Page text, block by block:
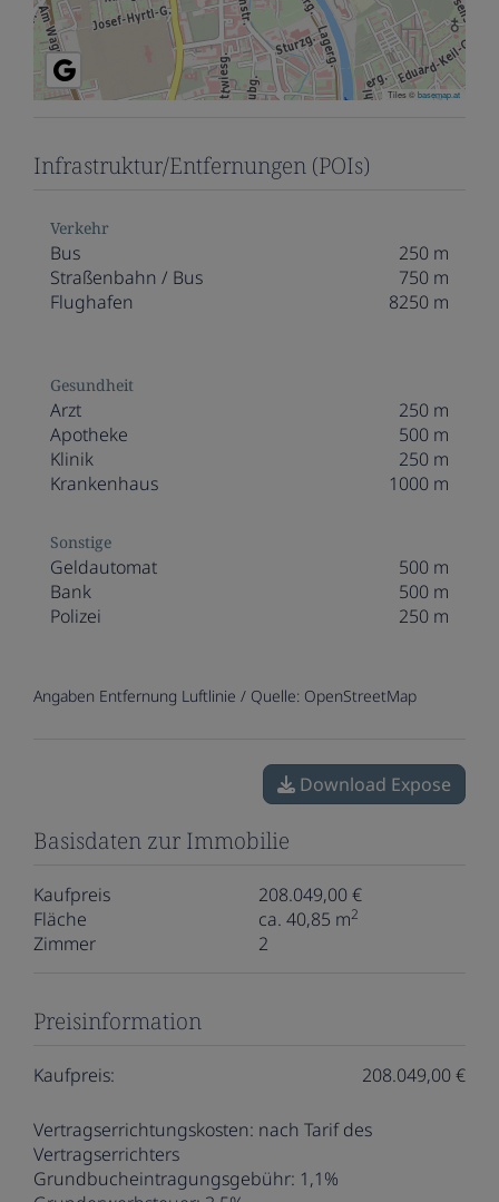
Tiles ©basemap.at
Infrastruktur/Entfernungen (POIs)
Verkehr
Bus
250 m
Straßenbahn / Bus
750 m
Flughafen
8250 m
Gesundheit
Arzt
250 m
Apotheke
500 m
Klinik
250 m
Krankenhaus
1000 m
Sonstige
Geldautomat
500 m
Bank
500 m
Polizei
250 m
Angaben Entfernung Luftlinie / Quelle: OpenStreetMap
Download Expose
Basisdaten zur Immobilie
Kaufpreis
208.049,00 €
Fläche
ca. 40,85 m2
Zimmer 2
Preisinformation
Kaufpreis: 208.049,00 €
Vertragserrichtungskosten: nach Tarif des
Vertragserrichters
Grundbucheintragungsgebühr: 1,1%